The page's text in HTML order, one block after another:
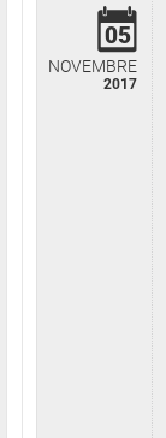
05
NOVEMBRE
2017